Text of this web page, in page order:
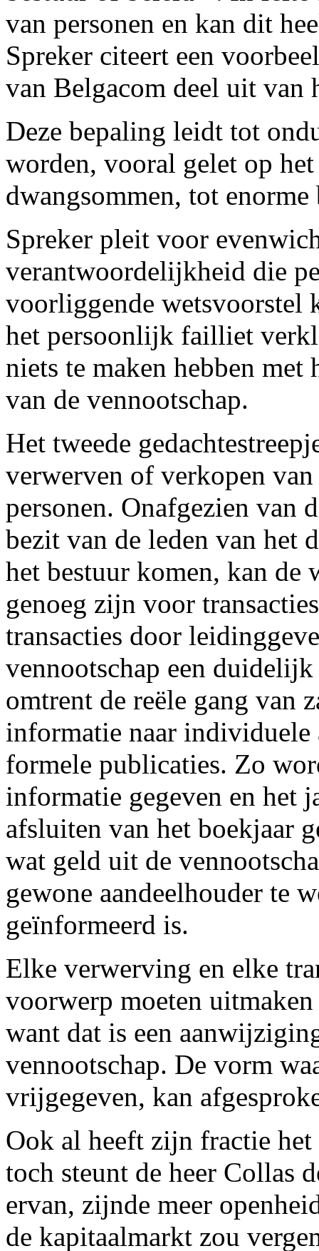
van personen en kan dit
Spreker citeert een
van Belgacom deel uit van
Deze bepaling leidt tot
worden, vooral gelet op
dwangsommen, tot
Spreker pleit voor
verantwoordelijkheid die
voorliggende wetsvoorstel
het persoonlijk failliet
niets te maken hebben met
van de vennootschap.
Het tweede
verwerven of verkopen
personen. Onafgezien van
bezit van de leden van het
het bestuur komen, kan
genoeg zijn voor
transacties door
vennootschap een
omtrent de reële gang van
informatie naar individuele
formele publicaties. Zo
informatie gegeven en het
afsluiten van het boekjaar
wat geld uit de
gewone aandeelhouder te
geïnformeerd is.
Elke verwerving en elke
voorwerp moeten
want dat is een
vennootschap. De vorm
vrijgegeven, kan
Ook al heeft zijn fractie
toch steunt de heer Collas
ervan, zijnde meer
de kapitaalmarkt zou